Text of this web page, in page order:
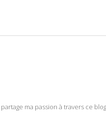
ma passion à travers ce